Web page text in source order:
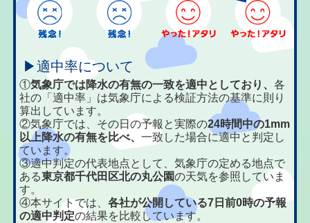
▶適中率について
①気象庁では降水の有無の一致を適中としており、各
社の「適中率」は気象庁による検証方法の基準に則り
算出しています。
②気象庁では、その日の予報と実際の24時間中の1mm
以上降水の有無を比べ、一致した場合に適中と判定し
ています。
③適中判定の代表地点として、気象庁の定める地点で
ある東京都千代田区北の丸公園の天気を参照していま
す。
④本サイトでは、各社が公開している7日前0時の予報
の適中判定の結果を比較しています。